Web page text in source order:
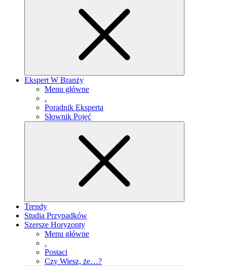
Ekspert W Branży
Menu główne
.
Poradnik Eksperta
Słownik Pojęć
Trendy
Studia Przypadków
Szersze Horyzonty
Menu główne
.
Postaci
Czy Wiesz, że…?